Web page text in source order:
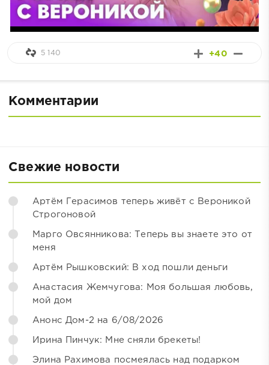
+40
5 140
Комментарии
Свежие новости
Артём Герасимов теперь живёт с Вероникой
Строгоновой
Марго Овсянникова: Теперь вы знаете это от
меня
Артём Рышковский: В ход пошли деньги
Анастасия Жемчугова: Моя большая любовь,
мой дом
Анонс Дом-2 на 6/08/2026
Ирина Пинчук: Мне сняли брекеты!
Элина Рахимова посмеялась над подарком